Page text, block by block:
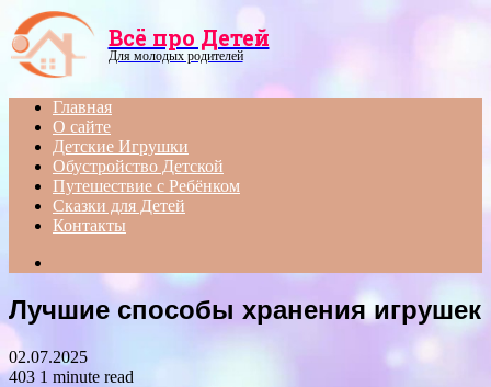
Menu
Всё про Детей
Для молодых родителей
Главная
О сайте
Детские Игрушки
Обустройство Детской
Путешествие с Ребёнком
Сказки для Детей
Контакты
Лучшие способы хранения игрушек
02.07.2025
403 1 minute read